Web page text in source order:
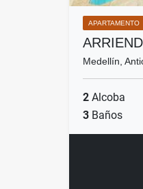
APARTAMENTO
Medellín,
2 Alcoba
3 Baños